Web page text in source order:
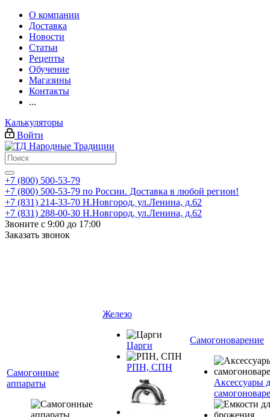
О компании
Доставка
Новости
Статьи
Рецепты
Обучение
Магазины
Контакты
...
Калькуляторы
Войти
+7 (800) 500-53-79
+7 (800) 500-53-79 по России. Доставка в любой регион!
+7 (831) 214-33-70 Н.Новгород, ул.Ленина, д.62
+7 (831) 288-00-30 Н.Новгород, ул.Ленина, д.62
Звоните с 9:00 до 17:00
Заказать звонок
Самогонные
аппараты
Железо
Царги
РПН, СПН
Самогоноварение
Аксессуары